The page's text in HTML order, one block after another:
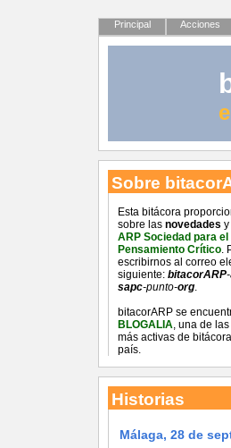
Principal Acciones
Sobre
Esta bitácora
sobre las novedades y
ARP Sociedad para el
Pensamiento Crítico.
escribirnos al correo
siguiente: bitacorARP
sapc-punto-org.
bitacorARP se
BLOGALIA, una de
más activas de
país.
Historias
Málaga, 28 de